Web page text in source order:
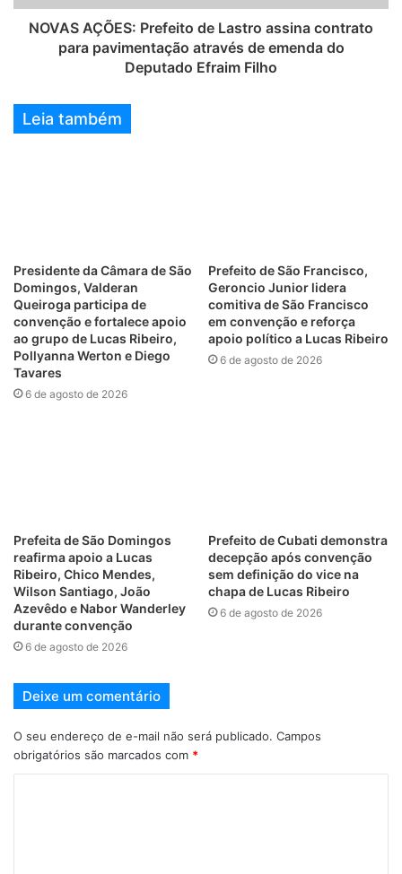
NOVAS AÇÕES: Prefeito de Lastro assina contrato
para pavimentação através de emenda do
Deputado Efraim Filho
Leia também
Presidente da Câmara de São
Domingos, Valderan
Queiroga participa de
convenção e fortalece apoio
ao grupo de Lucas Ribeiro,
Pollyanna Werton e Diego
Tavares
6 de agosto de 2026
Prefeito de São Francisco,
Geroncio Junior lidera
comitiva de São Francisco
em convenção e reforça
apoio político a Lucas Ribeiro
6 de agosto de 2026
Prefeita de São Domingos
reafirma apoio a Lucas
Ribeiro, Chico Mendes,
Wilson Santiago, João
Azevêdo e Nabor Wanderley
durante convenção
6 de agosto de 2026
Prefeito de Cubati demonstra
decepção após convenção
sem definição do vice na
chapa de Lucas Ribeiro
6 de agosto de 2026
Deixe um comentário
O seu endereço de e-mail não será publicado. Campos
obrigatórios são marcados com *